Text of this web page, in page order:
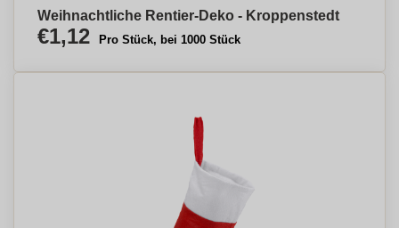
Weihnachtliche Rentier-Deko - Kroppenstedt
€1,12 Pro Stück, bei 1000 Stück